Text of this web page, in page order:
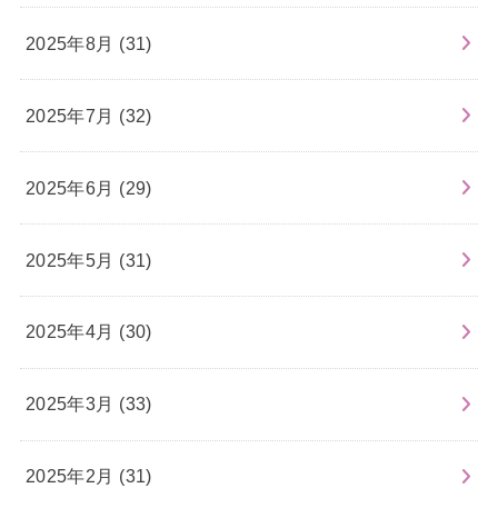
2025年8月 (31)
2025年7月 (32)
2025年6月 (29)
2025年5月 (31)
2025年4月 (30)
2025年3月 (33)
2025年2月 (31)